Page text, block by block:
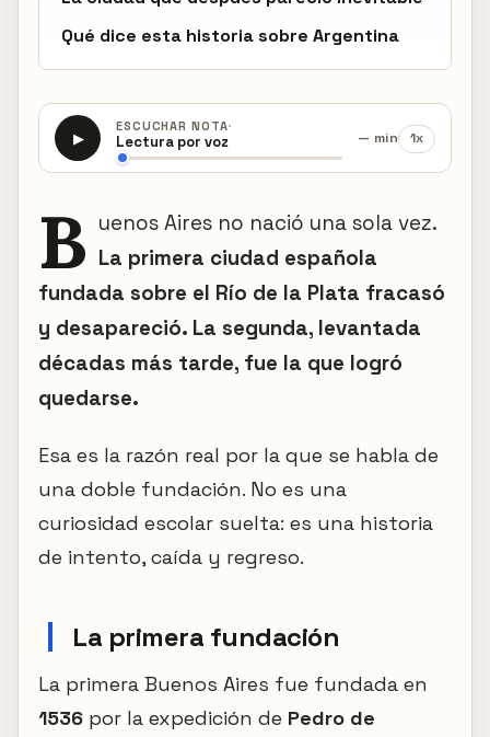
Qué dice esta historia sobre Argentina
▶
ESCUCHAR NOTA·
Lectura por voz
— min 1x
B uenos Aires no nació una sola vez.
La primera ciudad española
fundada sobre el Río de la Plata fracasó
y desapareció. La segunda, levantada
décadas más tarde, fue la que logró
quedarse.
Esa es la razón real por la que se habla de
una doble fundación. No es una
curiosidad escolar suelta: es una historia
de intento, caída y regreso.
La primera fundación
La primera Buenos Aires fue fundada en
1536 por la expedición de Pedro de